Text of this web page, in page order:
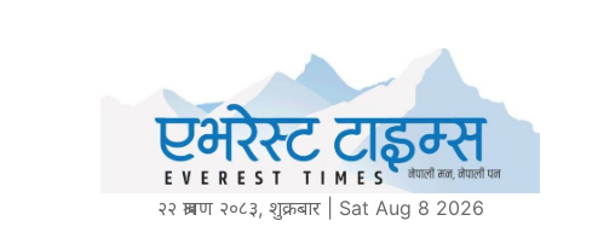
२२ श्रावण २०८३, शुक्रबार | Sat Aug 8 2026